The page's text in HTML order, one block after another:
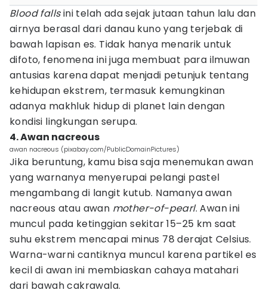
Blood fallsini telah ada sejak jutaan tahun lalu dan
airnya berasal dari danau kuno yang terjebak di
bawah lapisan es. Tidak hanya menarik untuk
difoto, fenomena ini juga membuat para ilmuwan
antusias karena dapat menjadi petunjuk tentang
kehidupan ekstrem, termasuk kemungkinan
adanya makhluk hidup di planet lain dengan
kondisi lingkungan serupa.
4. Awan nacreous
awan nacreous (pixabay.com/PublicDomainPictures)
Jika beruntung, kamu bisa saja menemukan awan
yang warnanya menyerupai pelangi pastel
mengambang di langit kutub. Namanya awan
nacreous atau awan mother-of-pearl. Awan ini
muncul pada ketinggian sekitar 15–25 km saat
suhu ekstrem mencapai minus 78 derajat Celsius.
Warna-warni cantiknya muncul karena partikel es
kecil di awan ini membiaskan cahaya matahari
dari bawah cakrawala.